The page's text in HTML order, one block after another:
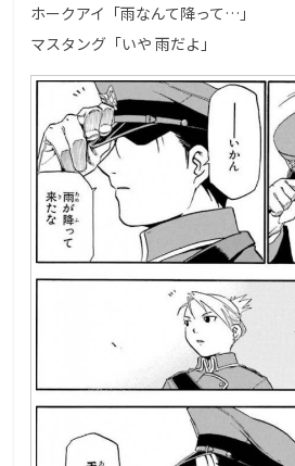
ホークアイ「雨なんて降って…」
マスタング「いや 雨だよ」